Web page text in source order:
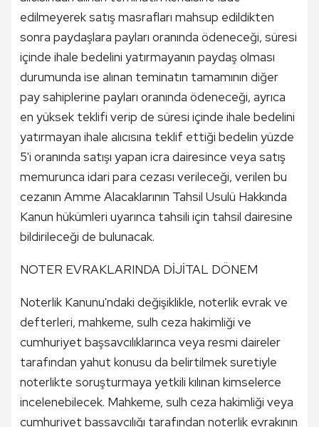
edilmeyerek satış masrafları mahsup edildikten
sonra paydaşlara payları oranında ödeneceği, süresi
içinde ihale bedelini yatırmayanın paydaş olması
durumunda ise alınan teminatın tamamının diğer
pay sahiplerine payları oranında ödeneceği, ayrıca
en yüksek teklifi verip de süresi içinde ihale bedelini
yatırmayan ihale alıcısına teklif ettiği bedelin yüzde
5'i oranında satışı yapan icra dairesince veya satış
memurunca idari para cezası verileceği, verilen bu
cezanın Amme Alacaklarının Tahsil Usulü Hakkında
Kanun hükümleri uyarınca tahsili için tahsil dairesine
bildirileceği de bulunacak.
NOTER EVRAKLARINDA DİJİTAL DÖNEM
Noterlik Kanunu'ndaki değişiklikle, noterlik evrak ve
defterleri, mahkeme, sulh ceza hakimliği ve
cumhuriyet başsavcılıklarınca veya resmi daireler
tarafından yahut konusu da belirtilmek suretiyle
noterlikte soruşturmaya yetkili kılınan kimselerce
incelenebilecek. Mahkeme, sulh ceza hakimliği veya
cumhuriyet başsavcılığı tarafından noterlik evrakının